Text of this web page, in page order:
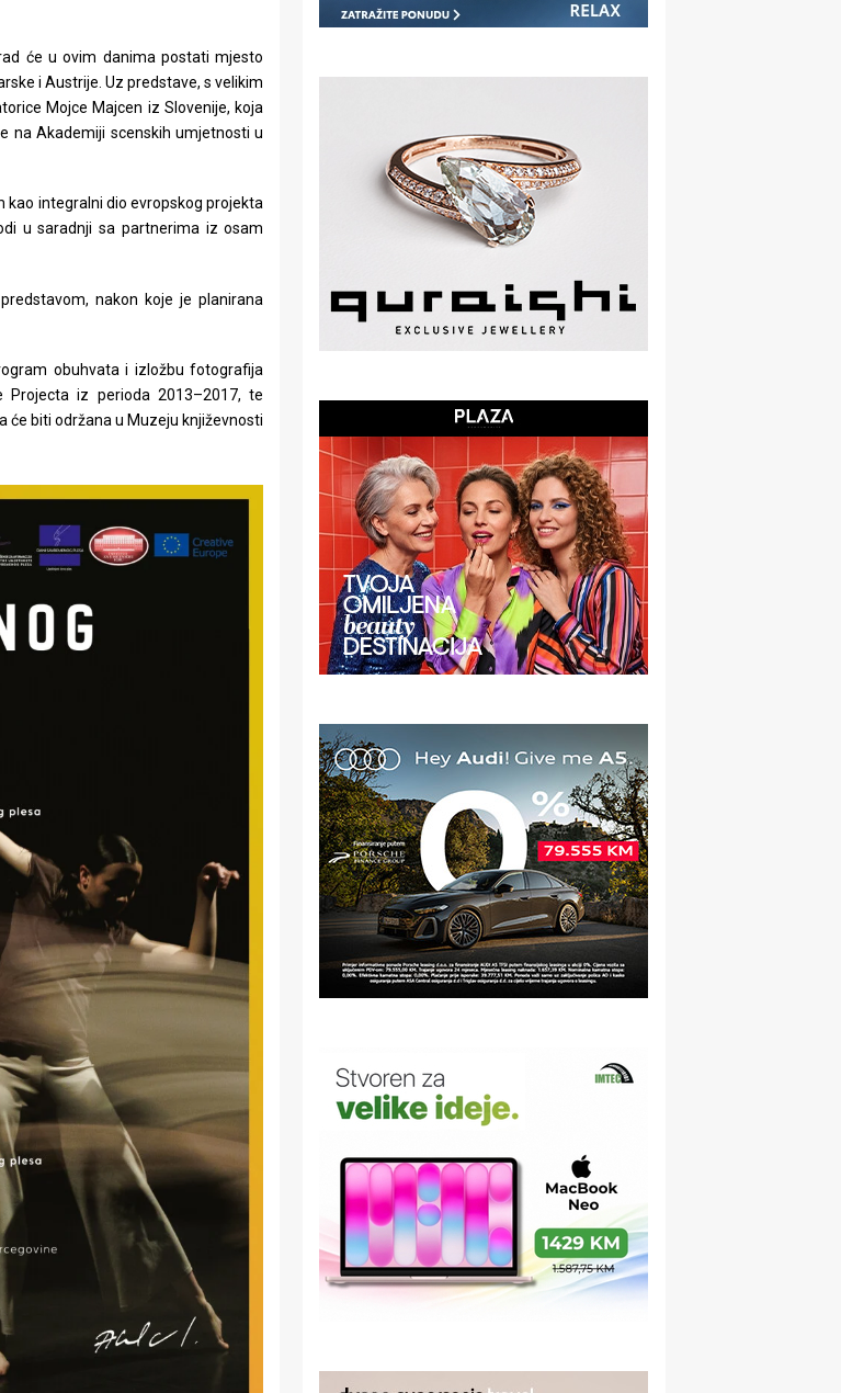
će u ovim danima postati mjesto
i Austrije. Uz predstave, s velikim
Mojce Majcen iz Slovenije, koja
na Akademiji scenskih umjetnosti u
integralni dio evropskog projekta
u saradnji sa partnerima iz osam
nakon koje je planirana
obuhvata i izložbu fotografija
Projecta iz perioda 2013–2017, te
će biti održana u Muzeju književnosti